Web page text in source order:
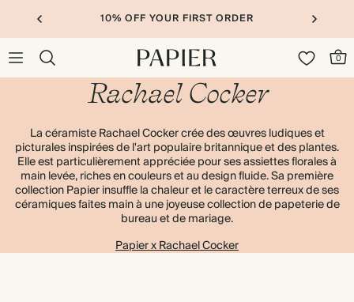
10% OFF YOUR FIRST ORDER
0
Rachael Cocker
La céramiste Rachael Cocker crée des œuvres ludiques et
picturales inspirées de l'art populaire britannique et des plantes.
Elle est particulièrement appréciée pour ses assiettes florales à
main levée, riches en couleurs et au design fluide. Sa première
collection Papier insuffle la chaleur et le caractère terreux de ses
céramiques faites main à une joyeuse collection de papeterie de
bureau et de mariage.
Papier x Rachael Cocker